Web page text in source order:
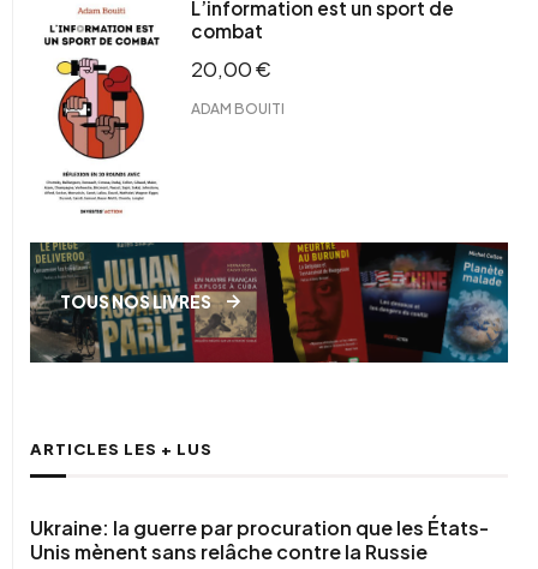
L’information est un sport de
combat
20,00€
ADAM BOUITI
TOUS NOS LIVRES
ARTICLES LES + LUS
Ukraine: la guerre par procuration que les États-
Unis mènent sans relâche contre la Russie